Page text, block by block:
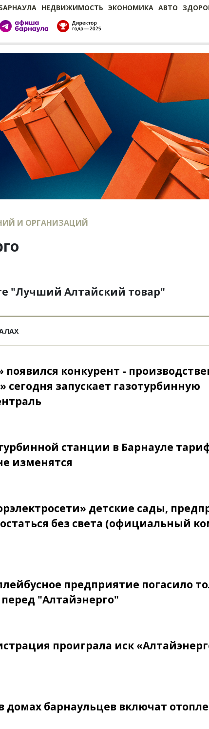
НЕДВИЖИМОСТЬ ЭКОНОМИКА АВТО
И ОРГАНИЗАЦИЙ
"Лучший Алтайский товар"
появился конкурент -
сегодня запускает газотурбинную
станции в Барнауле
изменятся
детские сады,
без света (официальный
предприятие погасило
"Алтайэнерго"
проиграла иск
домах барнаульцев включат